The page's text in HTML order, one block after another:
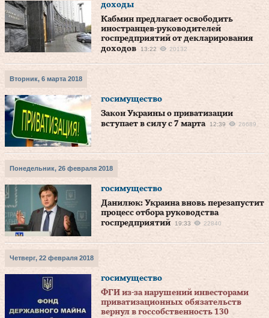
доходы
Кабмин предлагает освободить
иностранцев-руководителей
госпредприятий от декларирования
доходов
13:22 20132
Вторник, 6 марта 2018
госимущество
Закон Украины о приватизации
вступает в силу с 7 марта
12:39 26689
Понедельник, 26 февраля 2018
госимущество
Данилюк: Украина вновь перезапустит
процесс отбора руководства
госпредприятий
19:33 22840
Четверг, 22 февраля 2018
госимущество
ФГИ из-за нарушений инвесторами
приватизационных обязательств
вернул в госсобственность 130